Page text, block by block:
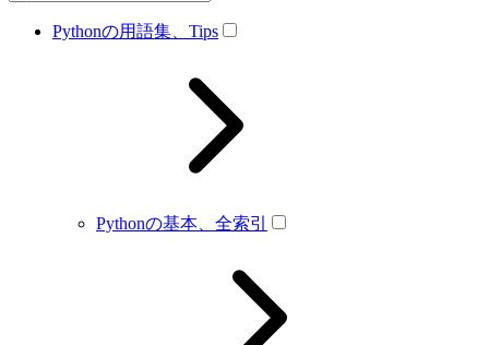
Pythonの用語集、Tips
Pythonの基本、全索引